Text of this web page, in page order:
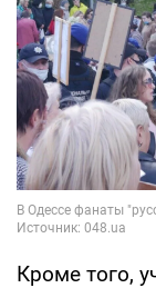
Кроме того,